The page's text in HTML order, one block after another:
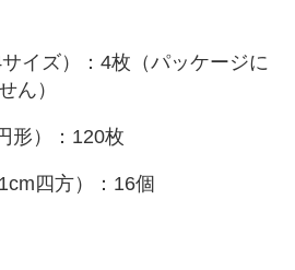
イズ）：4枚（パッケージに
ん）
形）：120枚
四方）：16個